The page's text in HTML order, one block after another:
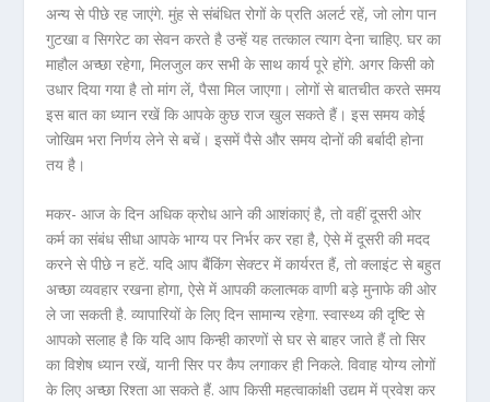
अन्य से पीछे रह जाएंगे. मुंह से संबंधित रोगों के प्रति अलर्ट रहें, जो लोग पान
गुटखा व सिगरेट का सेवन करते है उन्हें यह तत्काल त्याग देना चाहिए. घर का
माहौल अच्छा रहेगा, मिलजुल कर सभी के साथ कार्य पूरे होंगे. अगर किसी को
उधार दिया गया है तो मांग लें, पैसा मिल जाएगा। लोगों से बातचीत करते समय
इस बात का ध्यान रखें कि आपके कुछ राज खुल सकते हैं। इस समय कोई
जोखिम भरा निर्णय लेने से बचें। इसमें पैसे और समय दोनों की बर्बादी होना
तय है।
मकर- आज के दिन अधिक क्रोध आने की आशंकाएं है, तो वहीं दूसरी ओर
कर्म का संबंध सीधा आपके भाग्य पर निर्भर कर रहा है, ऐसे में दूसरी की मदद
करने से पीछे न हटें. यदि आप बैंकिंग सेक्टर में कार्यरत हैं, तो क्लाइंट से बहुत
अच्छा व्यवहार रखना होगा, ऐसे में आपकी कलात्मक वाणी बड़े मुनाफे की ओर
ले जा सकती है. व्यापारियों के लिए दिन सामान्य रहेगा. स्वास्थ्य की दृष्टि से
आपको सलाह है कि यदि आप किन्ही कारणों से घर से बाहर जाते हैं तो सिर
का विशेष ध्यान रखें, यानी सिर पर कैप लगाकर ही निकले. विवाह योग्य लोगों
के लिए अच्छा रिश्ता आ सकते हैं. आप किसी महत्वाकांक्षी उद्यम में प्रवेश कर